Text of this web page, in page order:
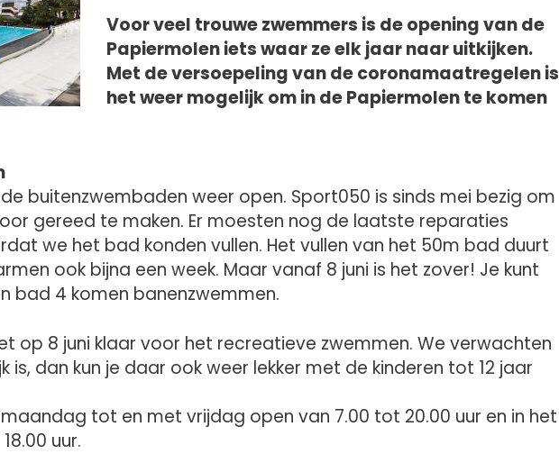
Voor veel trouwe zwemmers is de opening van de
Papiermolen iets waar ze elk jaar naar uitkijken.
Met de versoepeling van de coronamaatregelen is
het weer mogelijk om in de Papiermolen te komen
buitenzwembaden weer open. Sport050 is sinds mei bezig om
gereed te maken. Er moesten nog de laatste reparaties
we het bad konden vullen. Het vullen van het 50m bad duurt
ook bijna een week. Maar vanaf 8 juni is het zover! Je kunt
bad 4 komen banenzwemmen.
op 8 juni klaar voor het recreatieve zwemmen. We verwachten
is, dan kun je daar ook weer lekker met de kinderen tot 12 jaar
tot en met vrijdag open van 7.00 tot 20.00 uur en in het
uur.